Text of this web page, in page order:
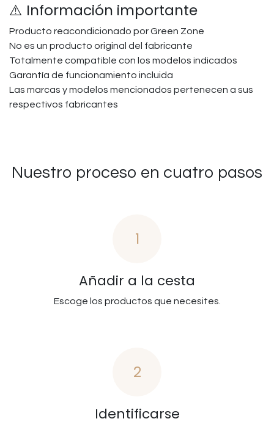
⚠️ Información importante
Producto reacondicionado por Green Zone
No es un producto original del fabricante
Totalmente compatible con los modelos indicados
Garantía de funcionamiento incluida
Las marcas y modelos mencionados pertenecen a sus
respectivos fabricantes
Nuestro proceso en cuatro pasos
1
Añadir a la cesta
Escoge los productos que necesites.
2
Identificarse